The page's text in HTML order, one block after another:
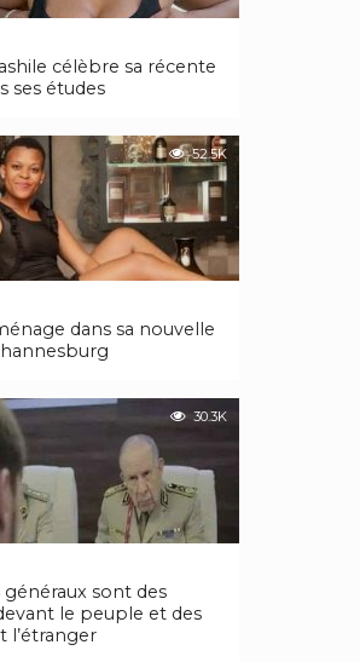
célèbre sa récente
ses études
52.5K
dans sa nouvelle
30.3K
généraux sont des
le peuple et des
l’étranger